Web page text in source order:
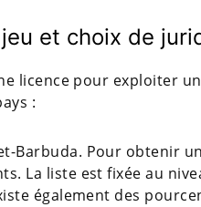
et choix de
licence pour exploiter
:
Barbuda. Pour obtenir
La liste est fixée au
également des